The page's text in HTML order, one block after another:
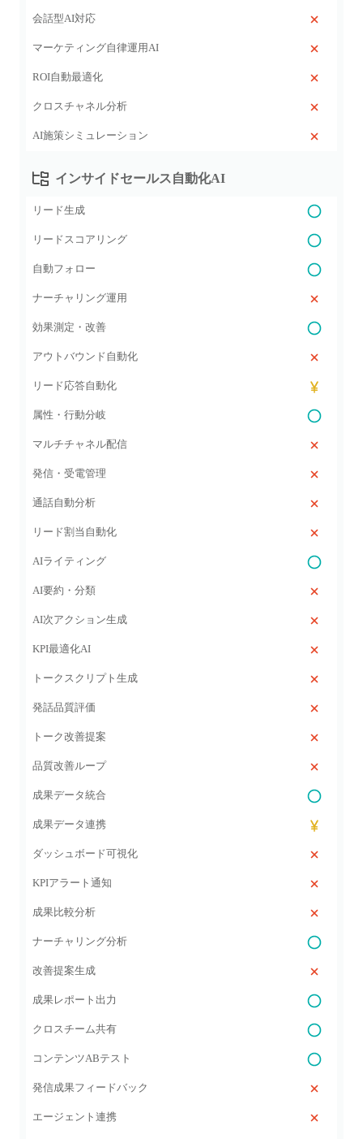
会話型AI対応
マーケティング自律運用AI
ROI自動最適化
クロスチャネル分析
AI施策シミュレーション
インサイドセールス自動化AI
リード生成
リードスコアリング
自動フォロー
ナーチャリング運用
効果測定・改善
アウトバウンド自動化
リード応答自動化
属性・行動分岐
マルチチャネル配信
発信・受電管理
通話自動分析
リード割当自動化
AIライティング
AI要約・分類
AI次アクション生成
KPI最適化AI
トークスクリプト生成
発話品質評価
トーク改善提案
品質改善ループ
成果データ統合
成果データ連携
ダッシュボード可視化
KPIアラート通知
成果比較分析
ナーチャリング分析
改善提案生成
成果レポート出力
クロスチーム共有
コンテンツABテスト
発信成果フィードバック
エージェント連携